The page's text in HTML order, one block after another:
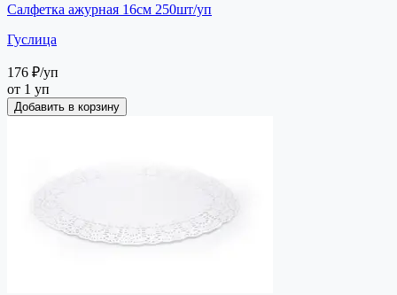
Салфетка ажурная 16см 250шт/уп
Гуслица
176 ₽/уп
от 1 уп
Добавить в корзину